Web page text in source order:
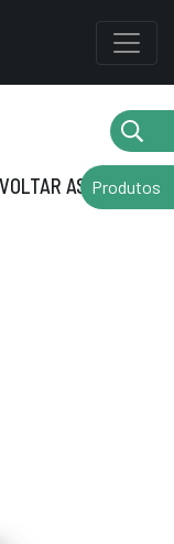
VOLTAR AS MARCAS
Produtos